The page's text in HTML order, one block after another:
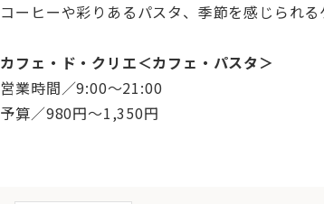
コーヒーや彩りあるパスタ、季節を感じられる
カフェ・ド・クリエ＜カフェ・パスタ＞
営業時間／9:00～21:00
予算／980円～1,350円